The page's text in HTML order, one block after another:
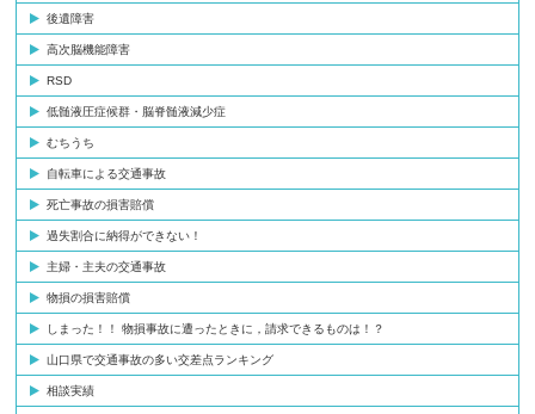
後遺障害
高次脳機能障害
RSD
低髄液圧症候群・脳脊髄液減少症
むちうち
自転車による交通事故
死亡事故の損害賠償
過失割合に納得ができない！
主婦・主夫の交通事故
物損の損害賠償
しまった！！ 物損事故に遭ったときに，請求できるものは！？
山口県で交通事故の多い交差点ランキング
相談実績